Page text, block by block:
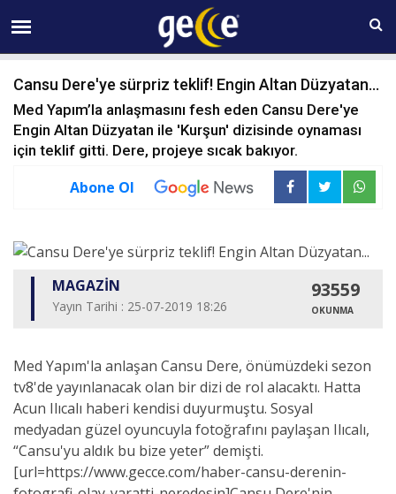
06 AĞUSTOS Perşembe 13:02
Cansu Dere'ye sürpriz teklif! Engin Altan Düzyatan...
Med Yapım’la anlaşmasını fesh eden Cansu Dere'ye
Engin Altan Düzyatan ile 'Kurşun' dizisinde oynaması
için teklif gitti. Dere, projeye sıcak bakıyor.
Abone Ol
MAGAZİN
Yayın Tarihi : 25-07-2019 18:26
93559
OKUNMA
Med Yapım'la anlaşan Cansu Dere, önümüzdeki sezon
tv8'de yayınlanacak olan bir dizi de rol alacaktı. Hatta
Acun Ilıcalı haberi kendisi duyurmuştu. Sosyal
medyadan güzel oyuncuyla fotoğrafını paylaşan Ilıcalı,
“Cansu'yu aldık bu bize yeter” demişti.
[url=https://www.gecce.com/haber-cansu-derenin-